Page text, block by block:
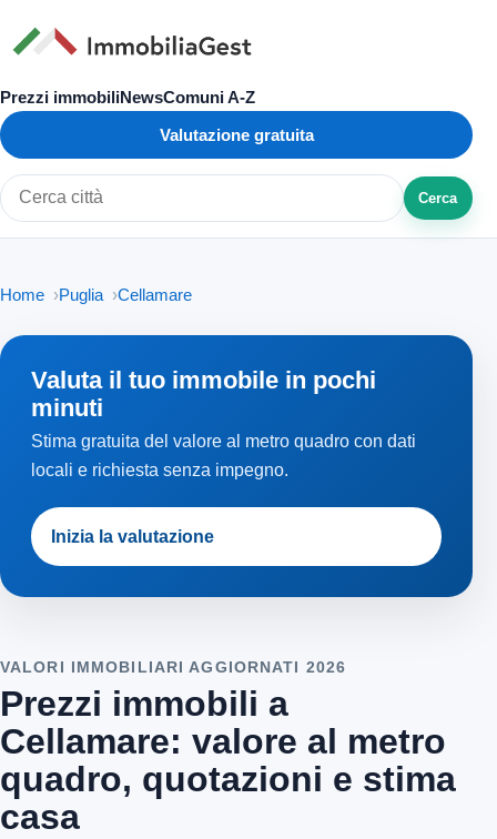
Prezzi immobiliNewsComuni A-Z
Valutazione gratuita
Cerca città o zona
Cerca
Home Puglia Cellamare
Valuta il tuo immobile in pochi
minuti
Stima gratuita del valore al metro quadro con dati
locali e richiesta senza impegno.
Inizia la valutazione
VALORI IMMOBILIARI AGGIORNATI 2026
Prezzi immobili a
Cellamare: valore al metro
quadro, quotazioni e stima
casa